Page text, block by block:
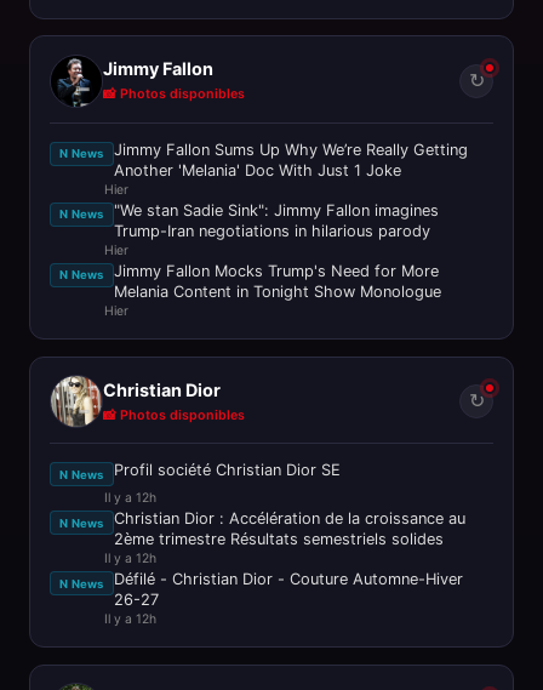
Jimmy Fallon
📸 Photos disponibles
↻
N News
Jimmy Fallon Sums Up Why We’re Really Getting
Another 'Melania' Doc With Just 1 Joke
Hier
N News
"We stan Sadie Sink": Jimmy Fallon imagines
Trump-Iran negotiations in hilarious parody
Hier
N News
Jimmy Fallon Mocks Trump's Need for More
Melania Content in Tonight Show Monologue
Hier
Christian Dior
📸 Photos disponibles
↻
N News Profil société Christian Dior SE
Il y a 12h
N News
Christian Dior : Accélération de la croissance au
2ème trimestre Résultats semestriels solides
Il y a 12h
N News
Défilé - Christian Dior - Couture Automne-Hiver
26-27
Il y a 12h